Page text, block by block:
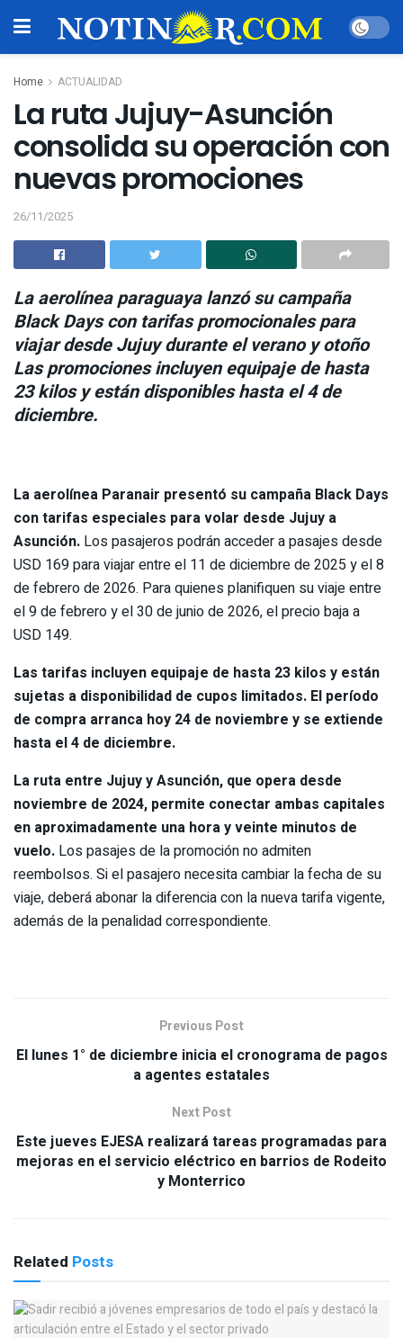
Home ACTUALIDAD
La ruta Jujuy-Asunción
consolida su operación con
nuevas promociones
26/11/2025
La aerolínea paraguaya lanzó su campaña
Black Days con tarifas promocionales para
viajar desde Jujuy durante el verano y otoño
Las promociones incluyen equipaje de hasta
23 kilos y están disponibles hasta el 4 de
diciembre.
La aerolínea Paranair presentó su campaña Black Days
con tarifas especiales para volar desde Jujuy a
Asunción. Los pasajeros podrán acceder a pasajes desde
USD 169 para viajar entre el 11 de diciembre de 2025 y el 8
de febrero de 2026. Para quienes planifiquen su viaje entre
el 9 de febrero y el 30 de junio de 2026, el precio baja a
USD 149.
Las tarifas incluyen equipaje de hasta 23 kilos y están
sujetas a disponibilidad de cupos limitados. El período
de compra arranca hoy 24 de noviembre y se extiende
hasta el 4 de diciembre.
La ruta entre Jujuy y Asunción, que opera desde
noviembre de 2024, permite conectar ambas capitales
en aproximadamente una hora y veinte minutos de
vuelo. Los pasajes de la promoción no admiten
reembolsos. Si el pasajero necesita cambiar la fecha de su
viaje, deberá abonar la diferencia con la nueva tarifa vigente,
además de la penalidad correspondiente.
Previous Post
El lunes 1° de diciembre inicia el cronograma de pagos
a agentes estatales
Next Post
Este jueves EJESA realizará tareas programadas para
mejoras en el servicio eléctrico en barrios de Rodeito
y Monterrico
Related Posts